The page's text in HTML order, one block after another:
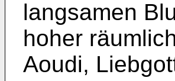
langsamen
hoher
Aoudi,